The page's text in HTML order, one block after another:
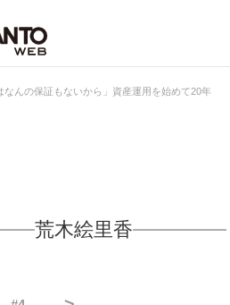
んの保証もないから」資産運用を始めて20年
荒木絵里香